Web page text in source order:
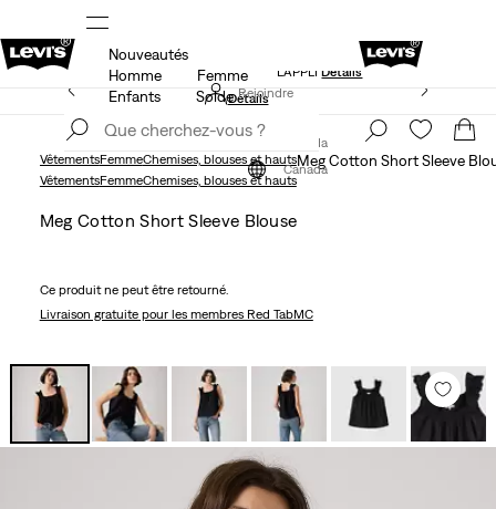
LE MEILLEUR DE LEVI'SMD – MAINTENANT DANS
L’APPLIDétails
Rejoindre
Canada
Nouveautés
Homme
Femme
Enfants
Solde
15 % DE RABAIS SUR VOTRE PREMIÈRE COMMANDE
Détails
maintenant
Canada
VêtementsFemmeChemises, blouses et hautsMeg Cotton Short Sleeve
VêtementsFemmeChemises, blouses et hauts
Meg Cotton Short Sleeve Blouse
Ce produit ne peut être retourné.
Livraison gratuitepour les membres Red TabMC